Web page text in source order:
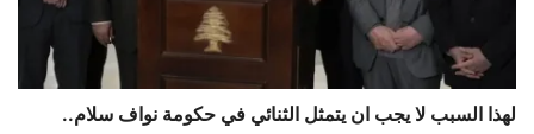
لهذا السبب لا يجب ان يتمثل الثنائي في حكومة نواف سلام..